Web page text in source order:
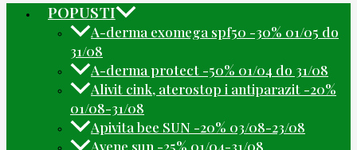
POPUSTI
A-derma exomega spf50 -30% 01/05 do
31/08
A-derma protect -50% 01/04 do 31/08
Alivit cink, aterostop i antiparazit -20%
01/08-31/08
Apivita bee SUN -20% 03/08-23/08
Avene sun -25% 01/04-31/08